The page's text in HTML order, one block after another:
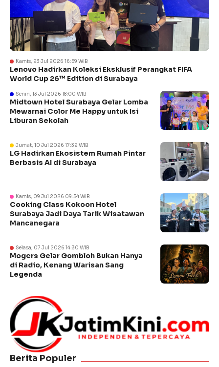
Kamis, 23 Jul 2026 16:59 WIB
Lenovo Hadirkan Koleksi Eksklusif Perangkat FIFA
World Cup 26™ Edition di Surabaya
Senin, 13 Jul 2026 18:00 WIB
Midtown Hotel Surabaya Gelar Lomba
Mewarnai Color Me Happy untuk Isi
Liburan Sekolah
Jumat, 10 Jul 2026 17:32 WIB
LG Hadirkan Ekosistem Rumah Pintar
Berbasis AI di Surabaya
Kamis, 09 Jul 2026 09:54 WIB
Cooking Class Kokoon Hotel
Surabaya Jadi Daya Tarik Wisatawan
Mancanegara
Selasa, 07 Jul 2026 14:30 WIB
Mogers Gelar Gombloh Bukan Hanya
di Radio, Kenang Warisan Sang
Legenda
Berita Populer